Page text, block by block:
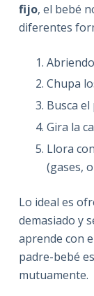
fijo, el bebé
diferentes
Chupa
Busca el
Gira la
Llora
(gases,
Lo ideal es
demasiado y
aprende con
padre-bebé
mutuamente.